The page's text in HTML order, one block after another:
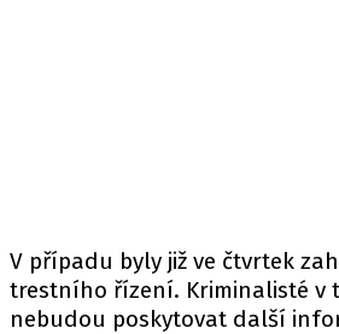
V případu byly již ve čtvrtek
trestního řízení. Kriminalisté v
nebudou poskytovat další